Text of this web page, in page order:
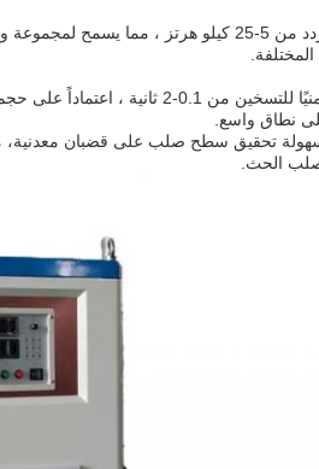
توفر آلة تصلب التحريض نطاق تردد من 5-25
توفر آلة تصلب التحريض نطاقًا
نطاق واسع.
تحقيق سطح صلب على قضبان معدنية، مما
الحث.